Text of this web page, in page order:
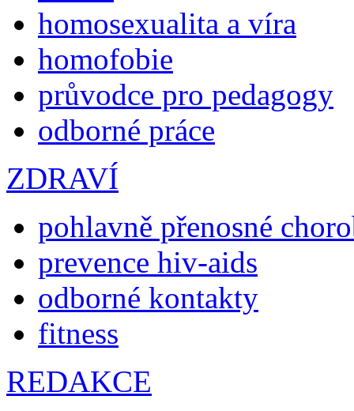
homosexualita a víra
homofobie
průvodce pro pedagogy
odborné práce
ZDRAVÍ
pohlavně přenosné
prevence hiv-aids
odborné kontakty
fitness
REDAKCE